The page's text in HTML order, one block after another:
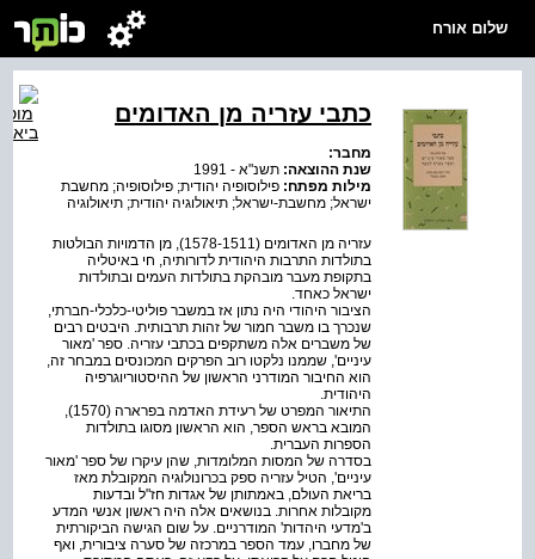
שלום אורח
כתבי עזריה מן האדומים
מחבר:
שנת ההוצאה: תשנ"א - 1991
מילות מפתח: פילוסופיה יהודית; פילוסופיה; מחשבת
ישראל; מחשבת-ישראל; תיאולוגיה יהודית; תיאולוגיה
עזריה מן האדומים (1578-1511), מן הדמויות הבולטות
בתולדות התרבות היהודית לדורותיה, חי באיטליה
בתקופת מעבר מובהקת בתולדות העמים ובתולדות
ישראל כאחד.
הציבור היהודי היה נתון אז במשבר פוליטי-כלכלי-חברתי,
שנכרך בו משבר חמור של זהות תרבותית. היבטים רבים
של משברים אלה משתקפים בכתבי עזריה. ספר 'מאור
עיניים', שממנו נלקטו רוב הפרקים המכונסים במבחר זה,
הוא החיבור המודרני הראשון של ההיסטוריוגרפיה
היהודית.
התיאור המפרט של רעידת האדמה בפרארה (1570),
המובא בראש הספר, הוא הראשון מסוגו בתולדות
הספרות העברית.
בסדרה של המסות המלומדות, שהן עיקרו של ספר 'מאור
עיניים', הטיל עזריה ספק בכרונולוגיה המקובלת מאז
בריאת העולם, באמתותן של אגדות חז"ל ובדעות
מקובלות אחרות. בנושאים אלה היה ראשון אנשי המדע
ב'מדעי היהדות' המודרניים. על שום הגישה הביקורתית
של מחברו, עמד הספר במרכזה של סערה ציבורית, ואף